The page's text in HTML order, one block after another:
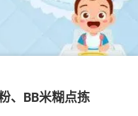
、BB米糊点拣